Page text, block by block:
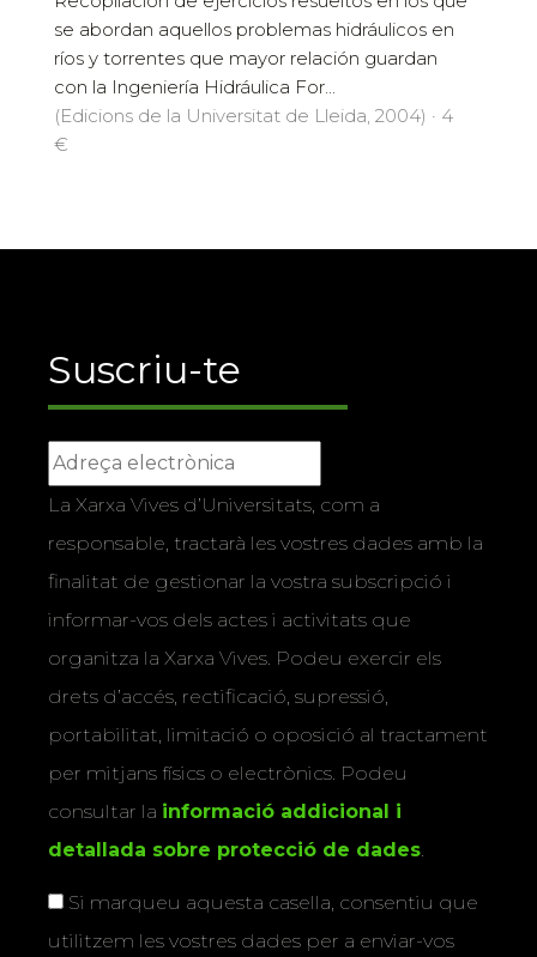
se abordan aquellos problemas hidráulicos en
ríos y torrentes que mayor relación guardan
con la Ingeniería Hidráulica For...
(Edicions de la Universitat de Lleida, 2004) · 4
€
Suscriu-te
La Xarxa Vives d’Universitats, com a
responsable, tractarà les vostres dades amb la
finalitat de gestionar la vostra subscripció i
informar-vos dels actes i activitats que
organitza la Xarxa Vives. Podeu exercir els
drets d’accés, rectificació, supressió,
portabilitat, limitació o oposició al tractament
per mitjans físics o electrònics. Podeu
consultar la informació addicional i
detallada sobre protecció de dades.
Si marqueu aquesta casella, consentiu que
utilitzem les vostres dades per a enviar-vos